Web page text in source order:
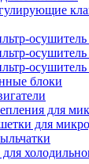
блоки
для
для